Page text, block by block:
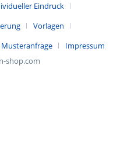
Eindruck
Vorlagen
Impressum
shop.com